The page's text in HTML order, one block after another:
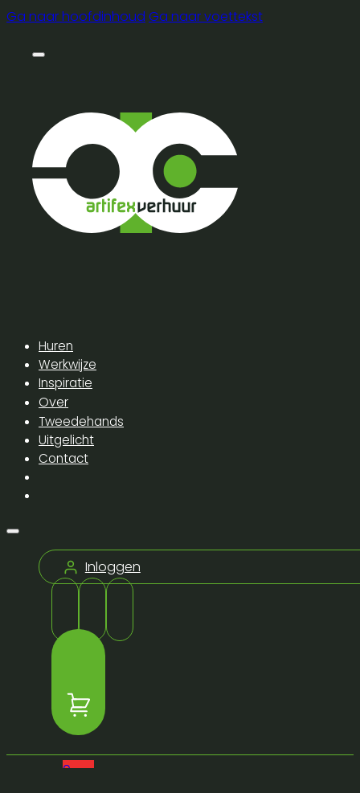
Ga naar hoofdinhoud Ga naar voettekst
Huren
Werkwijze
Inspiratie
Over
Tweedehands
Uitgelicht
Contact
Inloggen
0